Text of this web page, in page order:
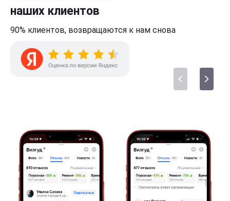
наших клиентов
90% клиентов, возвращаются к нам снова